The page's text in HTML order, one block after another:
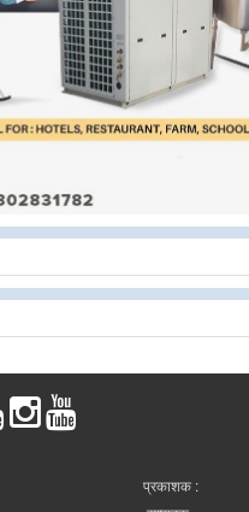
प्रकाशक :